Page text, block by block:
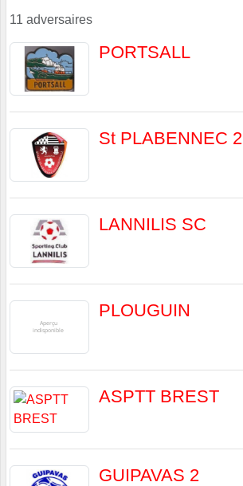
11 adversaires
PORTSALL
St PLABENNEC 2
LANNILIS SC
PLOUGUIN
ASPTT BREST
GUIPAVAS 2